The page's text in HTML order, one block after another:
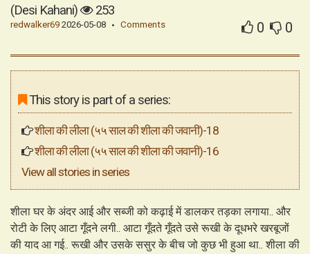
(Desi Kahani) 253
redwalker69 2026-05-08 Comments 0
0
This story is part of a series:
शीला की लीला (५५ साल की शीला की जवानी)-18
शीला की लीला (५५ साल की शीला की जवानी)-16
View all stories in series
शीला घर के अंदर आई और सब्जी को कढ़ाई में डालकर तड़का लगाया.. और
रोटी के लिए आटा गूँदने लगी.. आटा गूँदते गूँदते उसे रूखी के दूधभरे खरबूजों
की याद आ गई.. रूखी और उसके ससुर के बीच जो कुछ भी हुआ था.. शीला की